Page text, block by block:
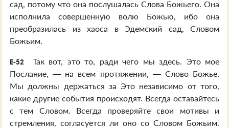
сад, потому что она послушалась Слова Божьего. Она
исполнила совершенную волю Божью, ибо она
преобразилась из хаоса в Эдемский сад, Словом
Божьим.
E-52
Так вот, это то, ради чего мы здесь. Это мое
Послание, — на всем протяжении, — Слово Божье.
Мы должны держаться за Это независимо от того,
какие другие события происходят. Всегда оставайтесь
с тем Словом. Всегда проверяйте свои мотивы и
стремления, согласуется ли оно со Словом Божьим.